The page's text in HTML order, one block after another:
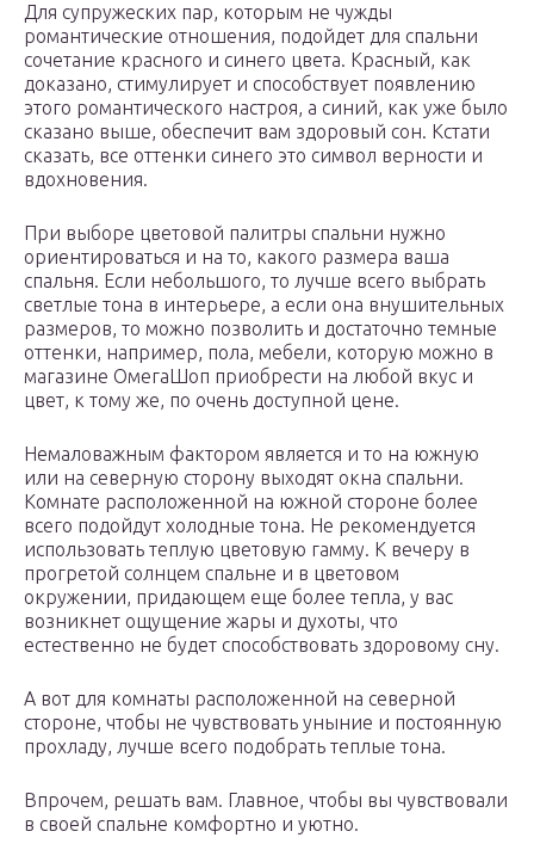
Для супружеских пар, которым не чужды
романтические отношения, подойдет для спальни
сочетание красного и синего цвета. Красный, как
доказано, стимулирует и способствует появлению
этого романтического настроя, а синий, как уже было
сказано выше, обеспечит вам здоровый сон. Кстати
сказать, все оттенки синего это символ верности и
вдохновения.
При выборе цветовой палитры спальни нужно
ориентироваться и на то, какого размера ваша
спальня. Если небольшого, то лучше всего выбрать
светлые тона в интерьере, а если она внушительных
размеров, то можно позволить и достаточно темные
оттенки, например, пола, мебели, которую можно в
магазине ОмегаШоп приобрести на любой вкус и
цвет, к тому же, по очень доступной цене.
Немаловажным фактором является и то на южную
или на северную сторону выходят окна спальни.
Комнате расположенной на южной стороне более
всего подойдут холодные тона. Не рекомендуется
использовать теплую цветовую гамму. К вечеру в
прогретой солнцем спальне и в цветовом
окружении, придающем еще более тепла, у вас
возникнет ощущение жары и духоты, что
естественно не будет способствовать здоровому сну.
А вот для комнаты расположенной на северной
стороне, чтобы не чувствовать уныние и постоянную
прохладу, лучше всего подобрать теплые тона.
Впрочем, решать вам. Главное, чтобы вы чувствовали
в своей спальне комфортно и уютно.